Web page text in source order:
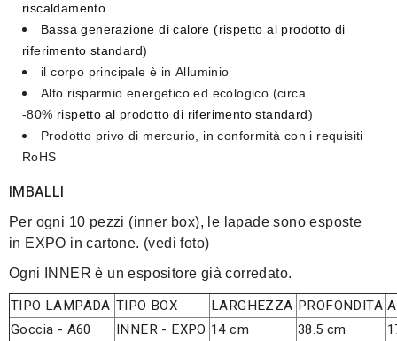
riscaldamento
Bassa generazione di calore (rispetto al prodotto di
riferimento standard)
il corpo principale è in Alluminio
Alto risparmio energetico ed ecologico (circa
-80% rispetto al prodotto di riferimento standard)
Prodotto privo di mercurio, in conformità con i requisiti
RoHS
IMBALLI
Per ogni 10 pezzi (inner box), le lapade sono esposte
in EXPO in cartone. (vedi foto)
Ogni INNER è un espositore già corredato.
TIPO LAMPADA TIPO BOX LARGHEZZA PROFONDITA
Goccia - A60
INNER - EXPO 14 cm 38.5 cm